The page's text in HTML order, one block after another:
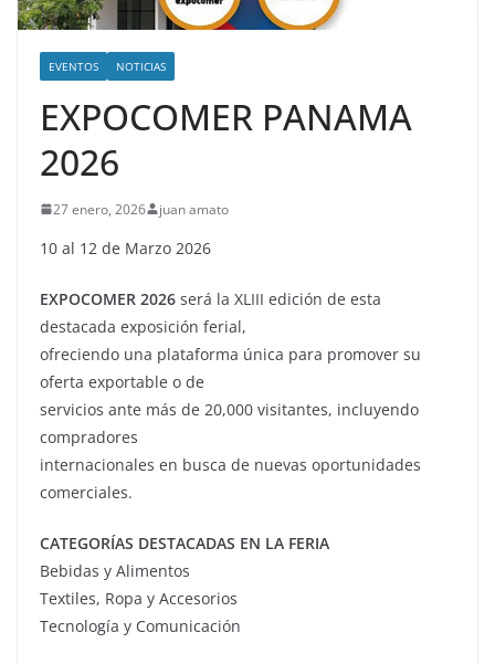
EVENTOS NOTICIAS
EXPOCOMER PANAMA
2026
27 enero, 2026 juan amato
10 al 12 de Marzo 2026
EXPOCOMER 2026 será la XLIII edición de esta
destacada exposición ferial,
ofreciendo una plataforma única para promover su
oferta exportable o de
servicios ante más de 20,000 visitantes, incluyendo
compradores
internacionales en busca de nuevas oportunidades
comerciales.
CATEGORÍAS DESTACADAS EN LA FERIA
Bebidas y Alimentos
Textiles, Ropa y Accesorios
Tecnología y Comunicación